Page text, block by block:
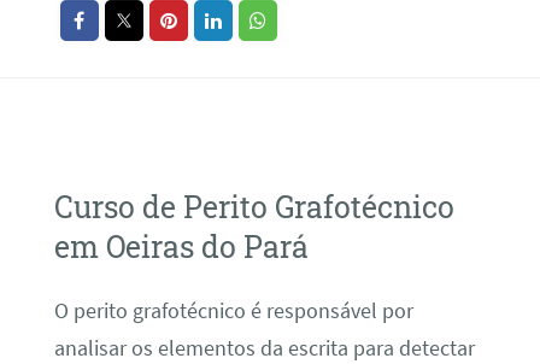
Curso de Perito Grafotécnico
em Oeiras do Pará
O perito grafotécnico é responsável por
analisar os elementos da escrita para detectar